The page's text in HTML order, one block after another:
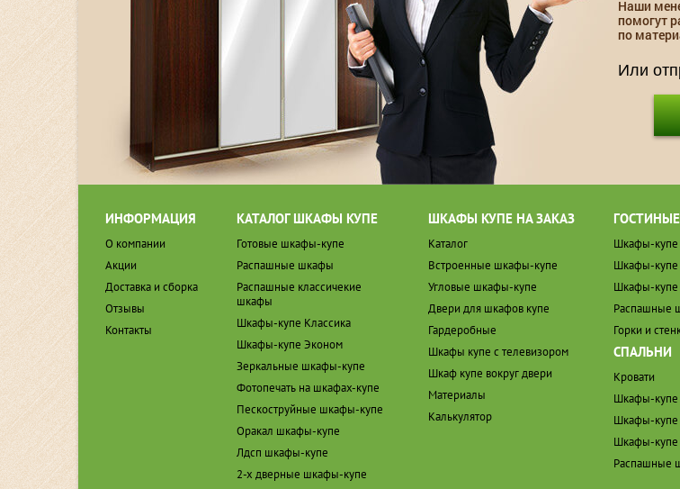
Наши
помогут
по
Или
ИНФОРМАЦИЯ
О компании
Акции
Доставка и сборка
Отзывы
Контакты
КАТАЛОГ ШКАФЫ КУПЕ
Готовые шкафы-купе
Распашные шкафы
Распашные классичекие
шкафы
Шкафы-купе Классика
Шкафы-купе Эконом
Зеркальные шкафы-купе
Фотопечать на шкафах-купе
Пескоструйные шкафы-купе
Оракал шкафы-купе
Лдсп шкафы-купе
2-х дверные шкафы-купе
ШКАФЫ КУПЕ НА ЗАКАЗ
Каталог
Встроенные шкафы-купе
Угловые шкафы-купе
Двери для шкафов купе
Гардеробные
Шкафы купе с телевизором
Шкаф купе вокруг двери
Материалы
Калькулятор
ГОСТИНЫЕ
Шкафы-купе
Шкафы-купе
Шкафы-
Распашные
Горки и
СПАЛЬНИ
Кровати
Шкафы-купе
Шкафы-купе
Шкафы-
Распашные